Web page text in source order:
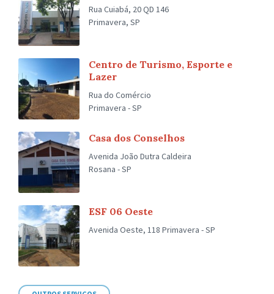
Rua Cuiabá, 20 QD 146
Primavera, SP
Centro de Turismo, Esporte e
Lazer
Rua do Comércio
Primavera - SP
Casa dos Conselhos
Avenida João Dutra Caldeira
Rosana - SP
ESF 06 Oeste
Avenida Oeste, 118 Primavera - SP